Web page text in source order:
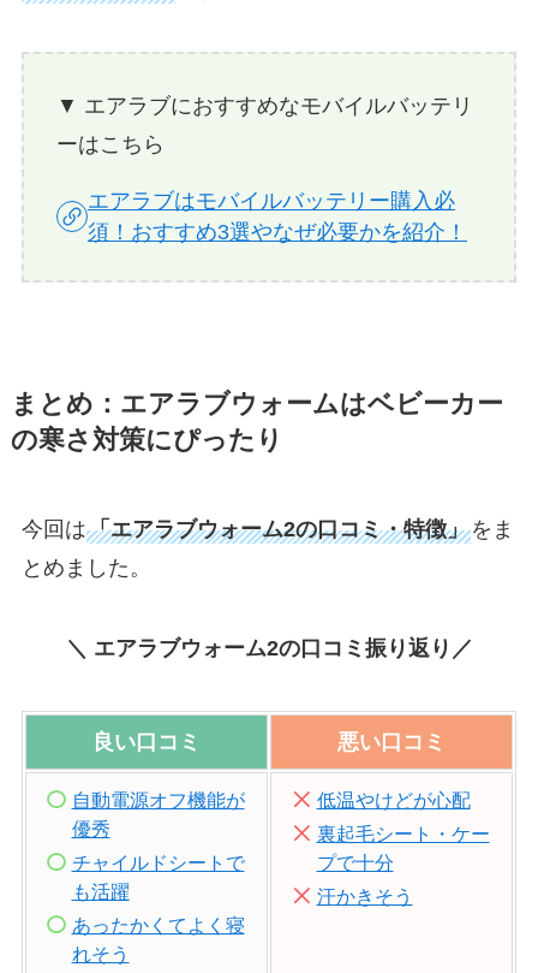
▼ エアラブにおすすめなモバイルバッテリ
ーはこちら
エアラブはモバイルバッテリー購入必
須！おすすめ3選やなぜ必要かを紹介！
まとめ：エアラブウォームはベビーカー
の寒さ対策にぴったり
今回は「エアラブウォーム2の口コミ・特徴」をま
とめました。
＼ エアラブウォーム2の口コミ振り返り／
良い口コミ 悪い口コミ
自動電源オフ機能が
優秀
チャイルドシートで
も活躍
あったかくてよく寝
れそう
低温やけどが心配
裏起毛シート・ケー
プで十分
汗かきそう